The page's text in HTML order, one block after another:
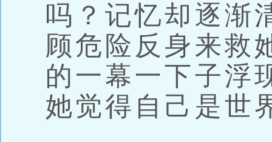
吗？记忆却逐渐
顾危险反身来救
的一幕一下子浮
她觉得自己是世